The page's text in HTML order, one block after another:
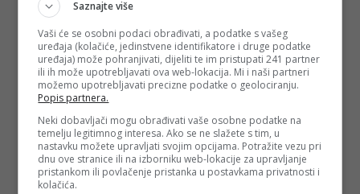
Distrikt?
Koliko dugo je trajao proces akreditacije Evropskog
univerziteta Kallos i Evropskog univerziteta Brčko Distrikt?
Da li je Stanković učestvovao ili imao uticaj na procese
akreditacije „Kallosa" i Evropskog univerziteta Brčko?
Da li je tačno da „Kallos" nije imao licencu za medicinu,
biomedicinu i zdravstvo od akademske 2022/23. godine?
Da li su studenti i dalje upisivani na studije medicine koji je
bio bez važeće licence?
Saznajte više
Vaši će se osobni podaci obrađivati, a podatke s vašeg
uređaja (kolačiće, jedinstvene identifikatore i druge podatke
uređaja) može pohranjivati, dijeliti te im pristupati 241 partner
ili ih može upotrebljavati ova web-lokacija. Mi i naši partneri
možemo upotrebljavati precizne podatke o geolociranju.
Popis partnera.
Neki dobavljači mogu obrađivati vaše osobne podatke na
temelju legitimnog interesa. Ako se ne slažete s tim, u
nastavku možete upravljati svojim opcijama. Potražite vezu pri
dnu ove stranice ili na izborniku web-lokacije za upravljanje
pristankom ili povlačenje pristanka u postavkama privatnosti i
kolačića.